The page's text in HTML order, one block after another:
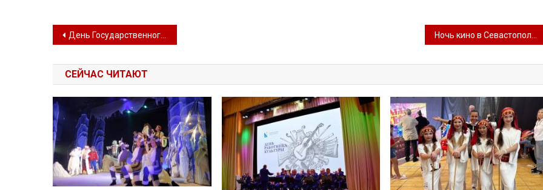
Навигация по записям
День Государственного флага России! Ночь кино в Севастополе!
СЕЙЧАС ЧИТАЮТ